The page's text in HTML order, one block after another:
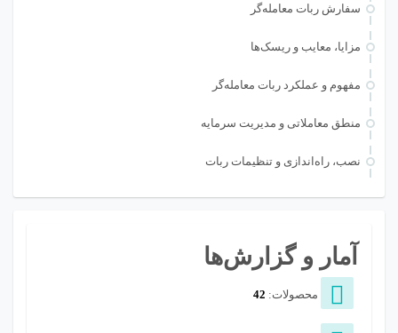
سفارش ربات معامله‌گر
مزایا، معایب و ریسک‌ها
مفهوم و عملکرد ربات معامله‌گر
منطق معاملاتی و مدیریت سرمایه
نصب، راه‌اندازی و تنظیمات ربات
آمار و گزارش‌ها
محصولات: 42